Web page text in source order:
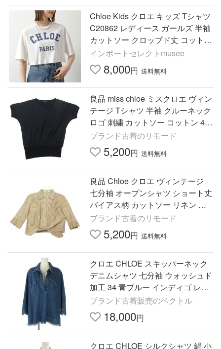
Chloe Kids クロエ キッズ Tシャツ
C20862 レディース ガールズ 半袖
カットソー クロップド丈 コットン
クルーネック ロゴ 117
インポートセレクトmusee
8,000円 送料無料
良品 miss chloe ミスクロエ ヴィン
テージ Tシャツ 半袖 クルーネック
ロゴ 刺繍 カットソー コットン 40
ブラック レディース 古着 中古
ブランド古着のリモード
5,200円 送料無料
良品 Chloe クロエ ヴィンテージ
七分袖 オープンシャツ ショート丈
バイアス柄 カットソー リネン シ
ルク混 40 ベージュ マルチ レディ
ース 古着 中古
ブランド古着のリモード
5,200円 送料無料
クロエ CHLOE スキッパーネック
デニムシャツ 七分袖 ウォッシュド
加工 34 青ブルー インディゴ レデ
ィース
ブランド古着販売のベクトル
18,000円
クロエ CHLOE シルクシャツ 絹 小